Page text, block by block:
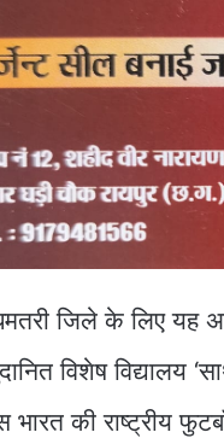
जिले के लिए यह
विशेष
की राष्ट्रीय